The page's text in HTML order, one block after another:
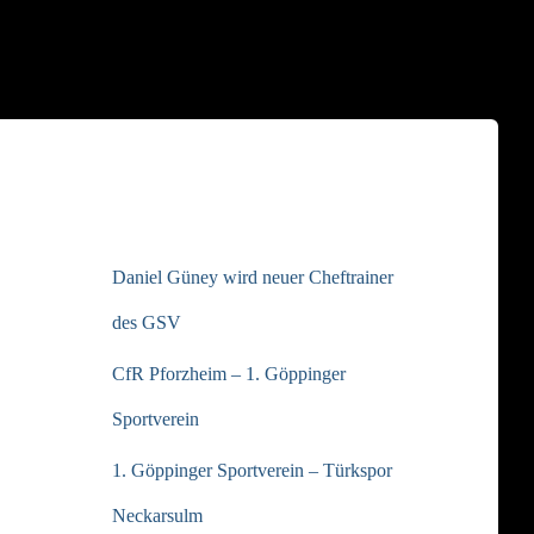
Daniel Güney wird neuer Cheftrainer
des GSV
CfR Pforzheim – 1. Göppinger
Sportverein
1. Göppinger Sportverein – Türkspor
Neckarsulm